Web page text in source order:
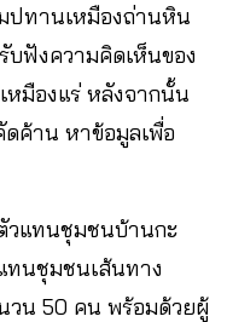
ปทานเหมืองถ่านหิน
บฟังความคิดเห็นของ
มืองแร่ หลังจากนั้น
ค้าน หาข้อมูลเพื่อ
วแทนชุมชนบ้านกะ
ทนชุมชนเส้นทาง
วน 50 คน พร้อมด้วยผู้